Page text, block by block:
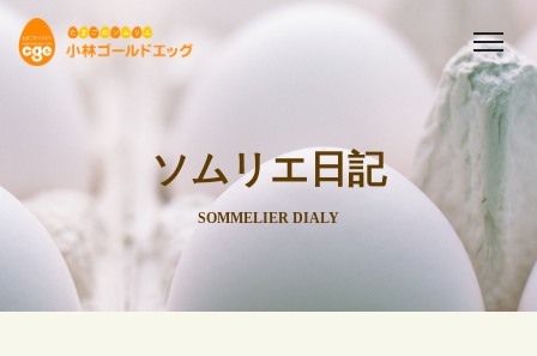
ソムリエ日記
SOMMELIER DIALY